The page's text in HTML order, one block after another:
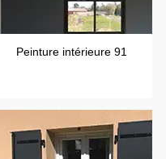
Peinture intérieure 91